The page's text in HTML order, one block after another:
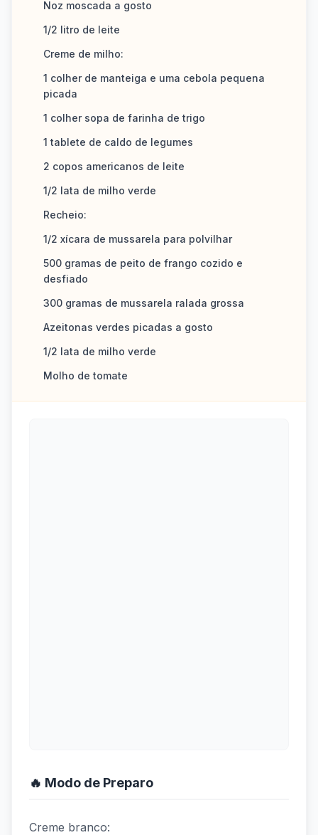
Noz moscada a gosto
1/2 litro de leite
Creme de milho:
1 colher de manteiga e uma cebola pequena
picada
1 colher sopa de farinha de trigo
1 tablete de caldo de legumes
2 copos americanos de leite
1/2 lata de milho verde
Recheio:
1/2 xícara de mussarela para polvilhar
500 gramas de peito de frango cozido e
desfiado
300 gramas de mussarela ralada grossa
Azeitonas verdes picadas a gosto
1/2 lata de milho verde
Molho de tomate
🔥 Modo de Preparo
Creme branco: